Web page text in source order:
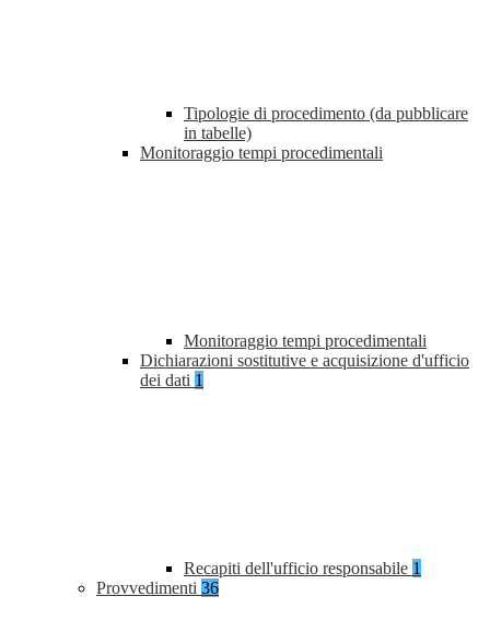
Tipologie di procedimento (da pubblicare
in tabelle)
Monitoraggio tempi procedimentali
Monitoraggio tempi procedimentali
Dichiarazioni sostitutive e acquisizione d'ufficio
dei dati 1
Recapiti dell'ufficio responsabile 1
Provvedimenti 36